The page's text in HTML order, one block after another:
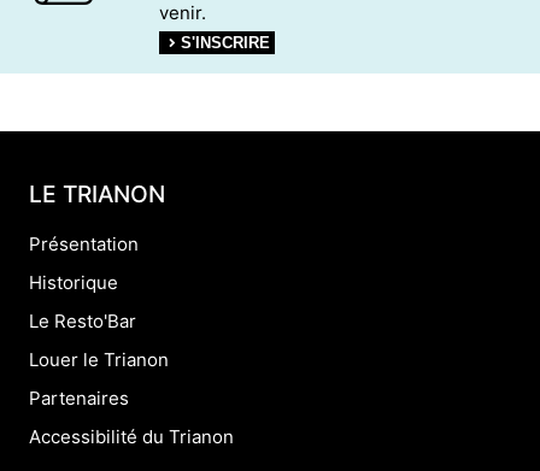
venir.
S'INSCRIRE
LE TRIANON
Présentation
Historique
Le Resto'Bar
Louer le Trianon
Partenaires
Accessibilité du Trianon